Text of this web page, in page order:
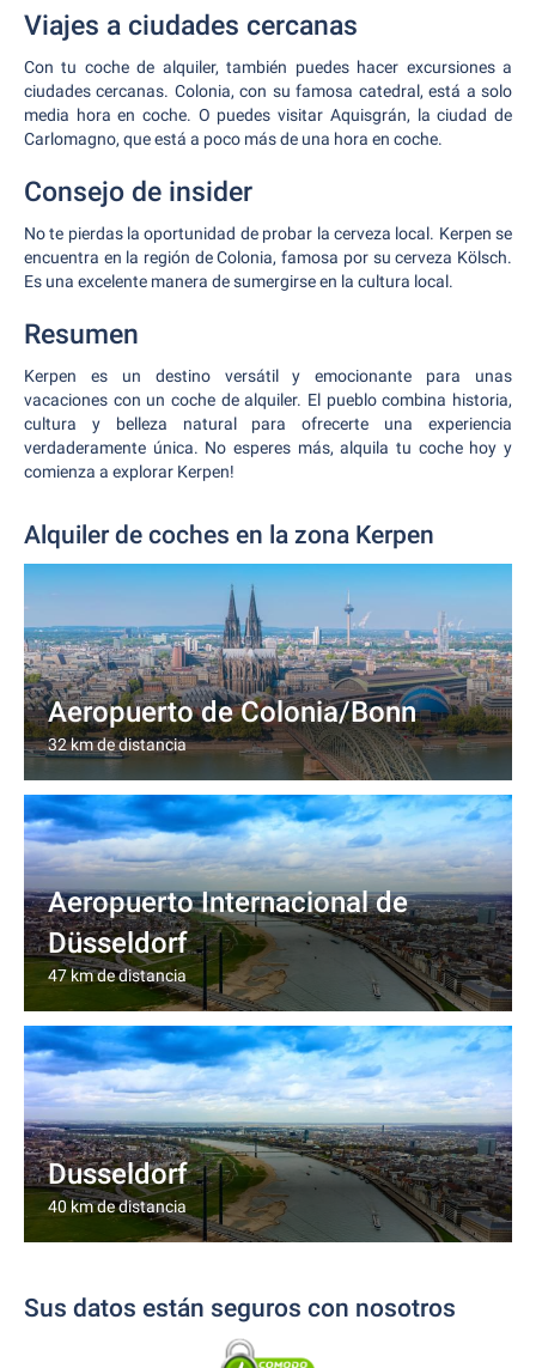
Viajes a ciudades cercanas
Con tu coche de alquiler, también puedes hacer excursiones a
ciudades cercanas. Colonia, con su famosa catedral, está a solo
media hora en coche. O puedes visitar Aquisgrán, la ciudad de
Carlomagno, que está a poco más de una hora en coche.
Consejo de insider
No te pierdas la oportunidad de probar la cerveza local. Kerpen se
encuentra en la región de Colonia, famosa por su cerveza Kölsch.
Es una excelente manera de sumergirse en la cultura local.
Resumen
Kerpen es un destino versátil y emocionante para unas
vacaciones con un coche de alquiler. El pueblo combina historia,
cultura y belleza natural para ofrecerte una experiencia
verdaderamente única. No esperes más, alquila tu coche hoy y
comienza a explorar Kerpen!
Alquiler de coches en la zona Kerpen
Aeropuerto de Colonia/Bonn
32 km de distancia
Aeropuerto Internacional de
Düsseldorf
47 km de distancia
Dusseldorf
40 km de distancia
Sus datos están seguros con nosotros